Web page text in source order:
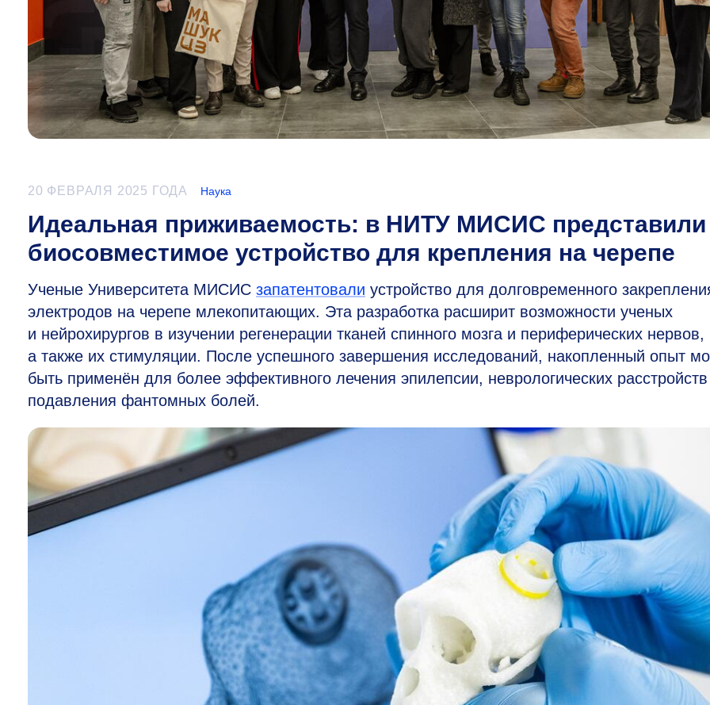
20 ФЕВРАЛЯ 2025 ГОДА Наука
Идеальная приживаемость: в НИТУ МИСИС представили
биосовместимое устройство для крепления на черепе
Ученые Университета МИСИС запатентовали устройство для долговременного
электродов на черепе млекопитающих. Эта разработка расширит возможности ученых
и нейрохирургов в изучении регенерации тканей спинного мозга и периферических нервов,
а также их стимуляции. После успешного завершения исследований, накопленный опыт
быть применён для более эффективного лечения эпилепсии, неврологических
подавления фантомных болей.